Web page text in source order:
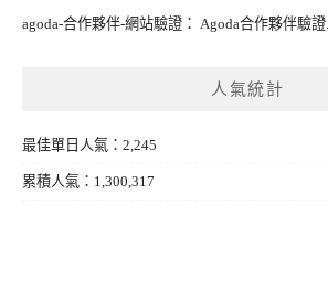
agoda-合作夥伴-網站驗證： Agoda合作夥伴驗
人氣統計
最佳單日人氣：2,245
累積人氣：1,300,317